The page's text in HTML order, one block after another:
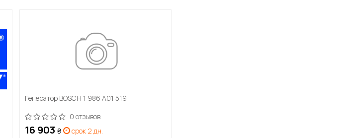
Генератор BOSCH 1 986 A01 519
0 отзывов
16 903₴
срок 2 дн.